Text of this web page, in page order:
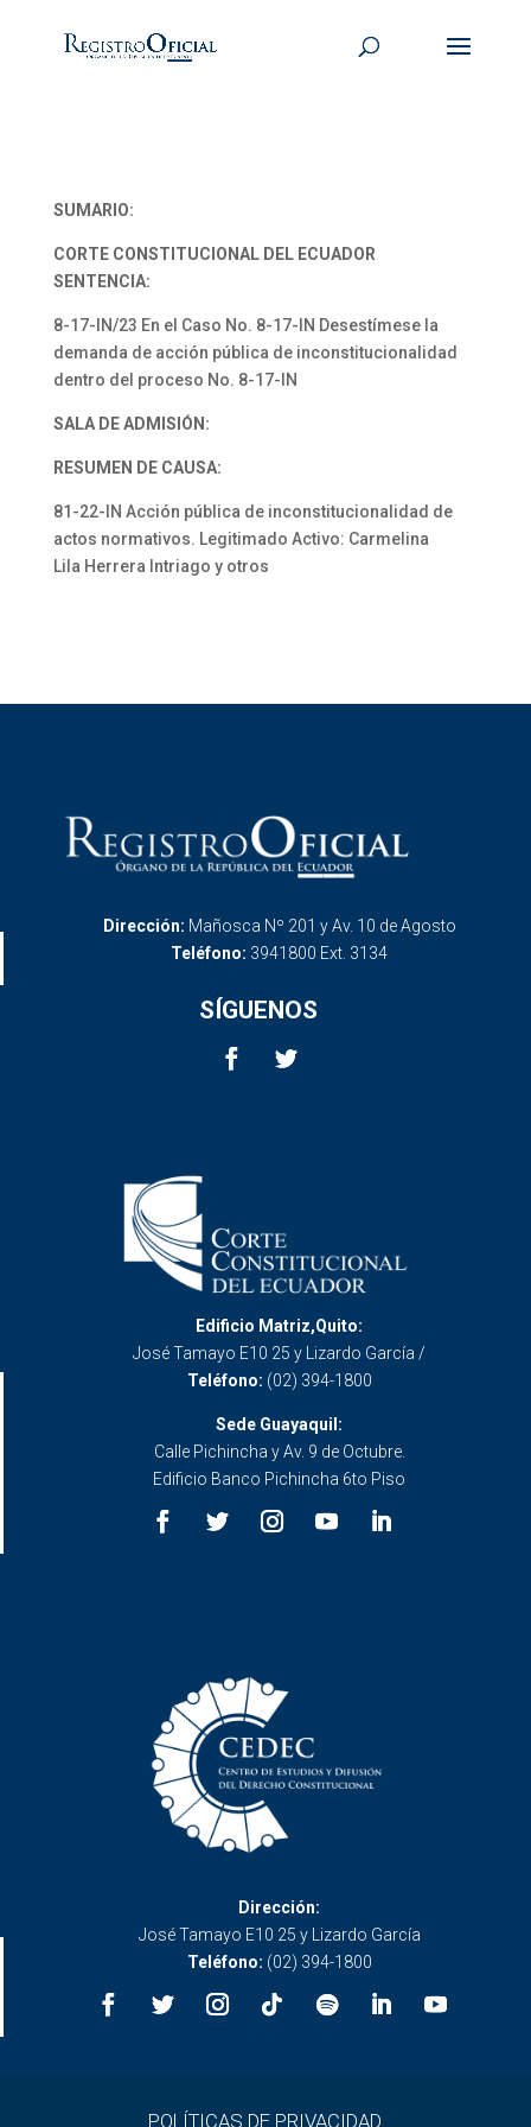
SUMARIO:
CORTE CONSTITUCIONAL DEL ECUADOR
SENTENCIA:
8-17-IN/23 En el Caso No. 8-17-IN Desestímese la
demanda de acción pública de inconstitucionalidad
dentro del proceso No. 8-17-IN
SALA DE ADMISIÓN:
RESUMEN DE CAUSA:
81-22-IN Acción pública de inconstitucionalidad de
actos normativos. Legitimado Activo: Carmelina
Lila Herrera Intriago y otros
Dirección: Mañosca Nº 201 y Av. 10 de Agosto
Teléfono: 3941800 Ext. 3134
SÍGUENOS
Edificio Matriz,Quito:
José Tamayo E10 25 y Lizardo García /
Teléfono: (02) 394-1800
Sede Guayaquil:
Calle Pichincha y Av. 9 de Octubre.
Edificio Banco Pichincha 6to Piso
Dirección:
José Tamayo E10 25 y Lizardo García
Teléfono: (02) 394-1800
POLÍTICAS DE PRIVACIDAD